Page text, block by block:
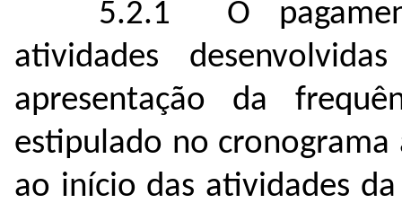
5.2.1 O
atividades
apresentação da
estipulado no
ao início das atividades